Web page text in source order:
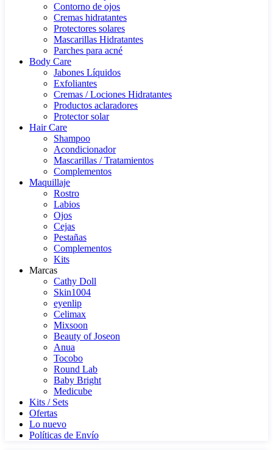
Contorno de ojos
Cremas hidratantes
Protectores solares
Mascarillas Hidratantes
Parches para acné
Body Care
Jabones Líquidos
Exfoliantes
Cremas / Lociones Hidratantes
Productos aclaradores
Protector solar
Hair Care
Shampoo
Acondicionador
Mascarillas / Tratamientos
Complementos
Maquillaje
Rostro
Labios
Ojos
Cejas
Pestañas
Complementos
Kits
Marcas
Cathy Doll
Skin1004
eyenlip
Celimax
Mixsoon
Beauty of Joseon
Anua
Tocobo
Round Lab
Baby Bright
Medicube
Kits / Sets
Ofertas
Lo nuevo
Políticas de Envío